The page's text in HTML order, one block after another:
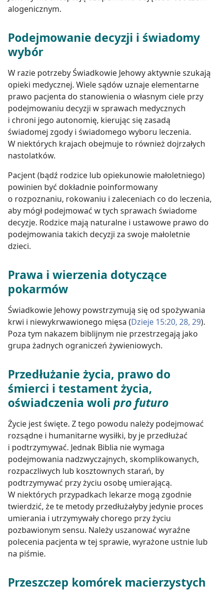
alogenicznym.
Podejmowanie decyzji i świadomy
wybór
W razie potrzeby Świadkowie Jehowy aktywnie szukają
opieki medycznej. Wiele sądów uznaje elementarne
prawo pacjenta do stanowienia o własnym ciele przy
podejmowaniu decyzji w sprawach medycznych
i chroni jego autonomię, kierując się zasadą
świadomej zgody i świadomego wyboru leczenia.
W niektórych krajach obejmuje to również dojrzałych
nastolatków.
Pacjent (bądź rodzice lub opiekunowie małoletniego)
powinien być dokładnie poinformowany
o rozpoznaniu, rokowaniu i zaleceniach co do leczenia,
aby mógł podejmować w tych sprawach świadome
decyzje. Rodzice mają naturalne i ustawowe prawo do
podejmowania takich decyzji za swoje małoletnie
dzieci.
Prawa i wierzenia dotyczące
pokarmów
Świadkowie Jehowy powstrzymują się od spożywania
krwi i niewykrwawionego mięsa (Dzieje 15:20, 28, 29).
Poza tym nakazem biblijnym nie przestrzegają jako
grupa żadnych ograniczeń żywieniowych.
Przedłużanie życia, prawo do
śmierci i testament życia,
oświadczenia woli pro futuro
Życie jest święte. Z tego powodu należy podejmować
rozsądne i humanitarne wysiłki, by je przedłużać
i podtrzymywać. Jednak Biblia nie wymaga
podejmowania nadzwyczajnych, skomplikowanych,
rozpaczliwych lub kosztownych starań, by
podtrzymywać przy życiu osobę umierającą.
W niektórych przypadkach lekarze mogą zgodnie
twierdzić, że te metody przedłużałyby jedynie proces
umierania i utrzymywały chorego przy życiu
pozbawionym sensu. Należy uszanować wyraźne
polecenia pacjenta w tej sprawie, wyrażone ustnie lub
na piśmie.
Przeszczep komórek macierzystych